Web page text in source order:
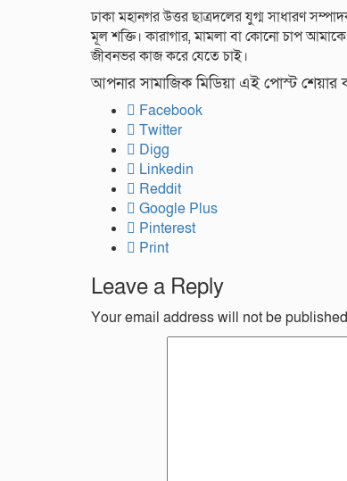
ঢাকা মহানগর উত্তর ছাত্রদলের যুগ্ম সাধারণ
মূল শক্তি। কারাগার, মামলা বা কোনো চাপ
জীবনভর কাজ করে যেতে চাই।
আপনার সামাজিক মিডিয়া এই পোস্ট
Facebook
Twitter
Digg
Linkedin
Reddit
Google Plus
Pinterest
Print
Leave a Reply
Your email address will not be